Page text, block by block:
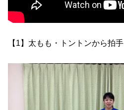
【1】太もも・トントンから拍手